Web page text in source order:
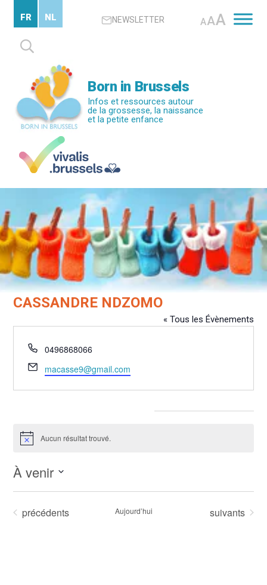
contenu
principal
NEWSLETTER AAA
Rechercher :
FR NL
Born in Brussels
Infos et ressources autour
de la grossesse, la naissance
et la petite enfance
CASSANDRE NDZOMO
« Tous les Évènements
Téléphone
0496868066
Email
macasse9@gmail.com
NoticeAucun résultat trouvé.
À venir
date.Évènements
précédents Aujourd’hui Évènements
suivants